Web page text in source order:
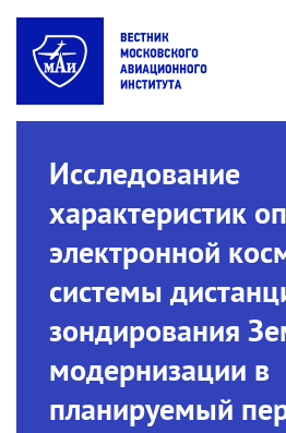
Исследование
характеристик
электронной
системы
зондирования
модернизации в
планируемый